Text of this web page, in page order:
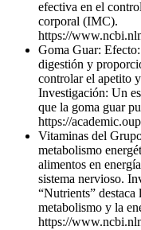
efectiva en el
corporal (IMC).
https://
Goma Guar:
digestión y
controlar el apetito
Investigación: Un
que la goma guar
https://
Vitaminas del
metabolismo
alimentos en
sistema nervioso.
“Nutrients”
metabolismo y la
https://